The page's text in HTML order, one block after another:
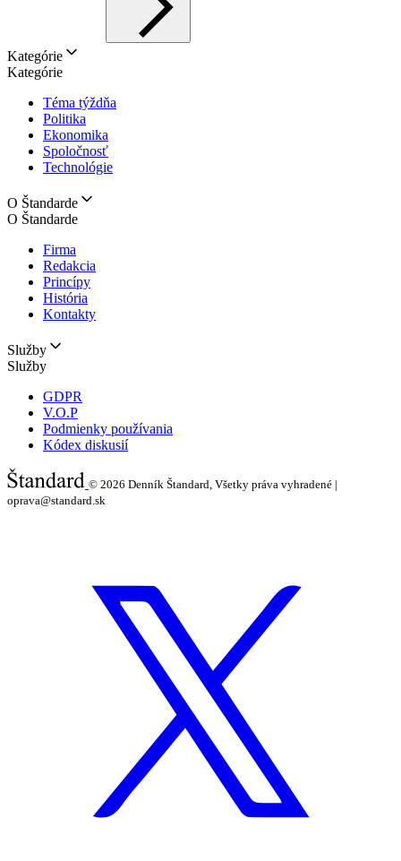
Kategórie
Kategórie
Téma týždňa
Politika
Ekonomika
Spoločnosť
Technológie
O Štandarde
O Štandarde
Firma
Redakcia
Princípy
História
Kontakty
Služby
Služby
GDPR
V.O.P
Podmienky používania
Kódex diskusií
© 2026 Denník Štandard, Všetky práva vyhradené |
oprava@standard.sk